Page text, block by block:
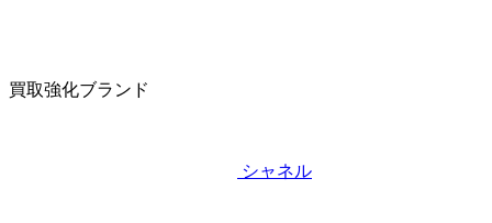
買取強化ブランド
シャネル